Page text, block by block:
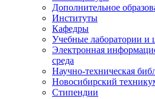
Дополнительное
Институты
Кафедры
Учебные лаборатории и
Электронная
среда
Научно-техническая
Новосибирский
Стипендии